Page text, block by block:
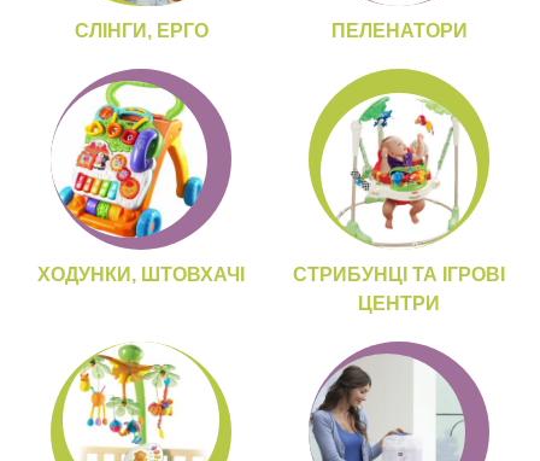
СЛІНГИ, ЕРГО ПЕЛЕНАТОРИ
ХОДУНКИ, ШТОВХАЧІ
СТРИБУНЦІ ТА ІГРОВІ
ЦЕНТРИ